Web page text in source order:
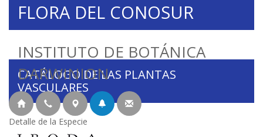
INSTITUTO DE BOTÁNICA
DARWINION
FLORA DEL CONOSUR
CATÁLOGO DE LAS PLANTAS
VASCULARES
Detalle de la Especie